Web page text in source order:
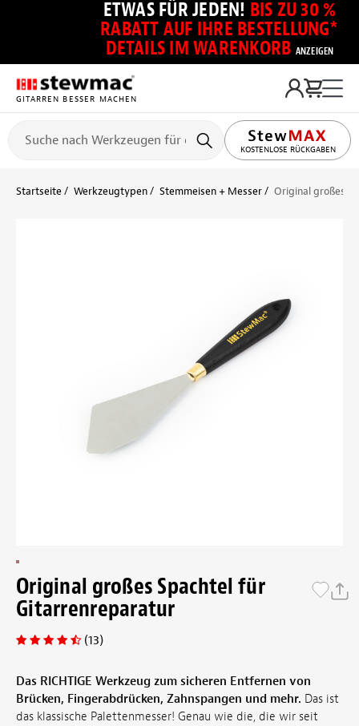
ETWAS FÜR JEDEN! BIS ZU 30 %
RABATT AUF IHRE BESTELLUNG*
DETAILS IM WARENKORB ANZEIGEN
GITARREN BESSER MACHEN
KOSTENLOSE RÜCKGABEN
Startseite Werkzeugtypen Stemmeisen + Messer Original großes
Original großes Spachtel für
Gitarrenreparatur
(13)
Das RICHTIGE Werkzeug zum sicheren Entfernen von
Brücken, Fingerabdrücken, Zahnspangen und mehr. Das ist
das klassische Palettenmesser! Genau wie die, die wir seit